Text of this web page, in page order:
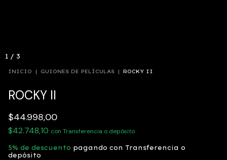
1 / 3
INICIO | GUIONES DE PELÍCULAS | ROCKY II
ROCKY II
$44.998,00
$42.748,10 con Transferencia o depósito
5% de descuento pagando con Transferencia o
depósito